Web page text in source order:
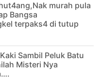
murah pula
Bangsa
terpaks4 di tutup
Sambil Peluk Batu
Misteri Nya